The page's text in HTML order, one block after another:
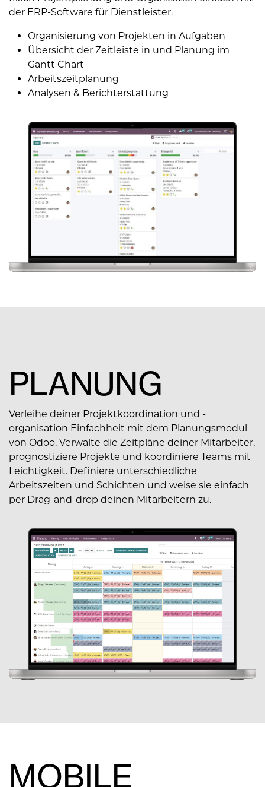
der ERP-Software für Dienstleister.
Organisierung von Projekten in Aufgaben
Übersicht der Zeitleiste in und Planung im
Gantt Chart
Arbeitszeitplanung
Analysen & Berichterstattung
PLANUNG
Verleihe deiner Projektkoordination und -
organisation Einfachheit mit dem Planungsmodul
von Odoo. Verwalte die Zeitpläne deiner Mitarbeiter,
prognostiziere Projekte und koordiniere Teams mit
Leichtigkeit. Definiere unterschiedliche
Arbeitszeiten und Schichten und weise sie einfach
per Drag-and-drop deinen Mitarbeitern zu.
MOBILE